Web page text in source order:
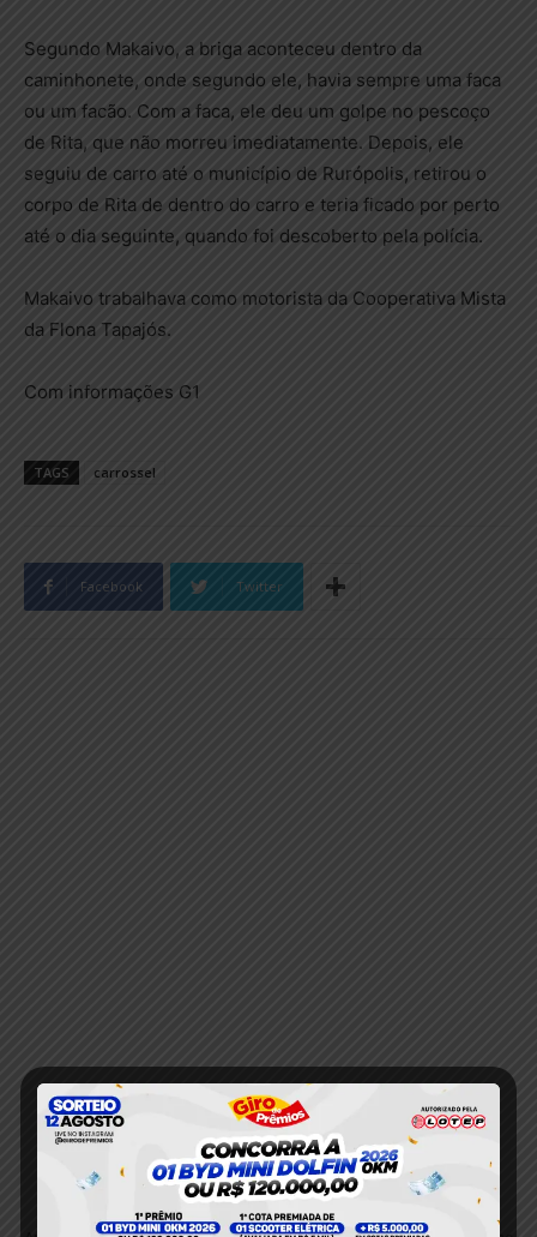
Segundo Makaivo, a briga aconteceu dentro da
caminhonete, onde segundo ele, havia sempre uma faca
ou um facão. Com a faca, ele deu um golpe no pescoço
de Rita, que não morreu imediatamente. Depois, ele
seguiu de carro até o município de Rurópolis, retirou o
corpo de Rita de dentro do carro e teria ficado por perto
até o dia seguinte, quando foi descoberto pela polícia.
Makaivo trabalhava como motorista da Cooperativa Mista
da Flona Tapajós.
Com informações G1
TAGS carrossel
Facebook Twitter